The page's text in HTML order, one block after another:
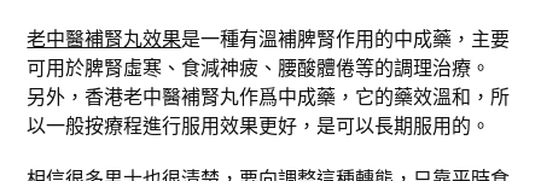
老中醫補腎丸效果是一種有溫補脾腎作用的中成藥，主要
可用於脾腎虛寒、食減神疲、腰酸體倦等的調理治療。
另外，香港老中醫補腎丸作爲中成藥，它的藥效溫和，所
以一般按療程進行服用效果更好，是可以長期服用的。